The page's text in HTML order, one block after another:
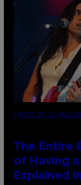
(PHOTO BY JO HALE/
The Entire
of Having a
Explained